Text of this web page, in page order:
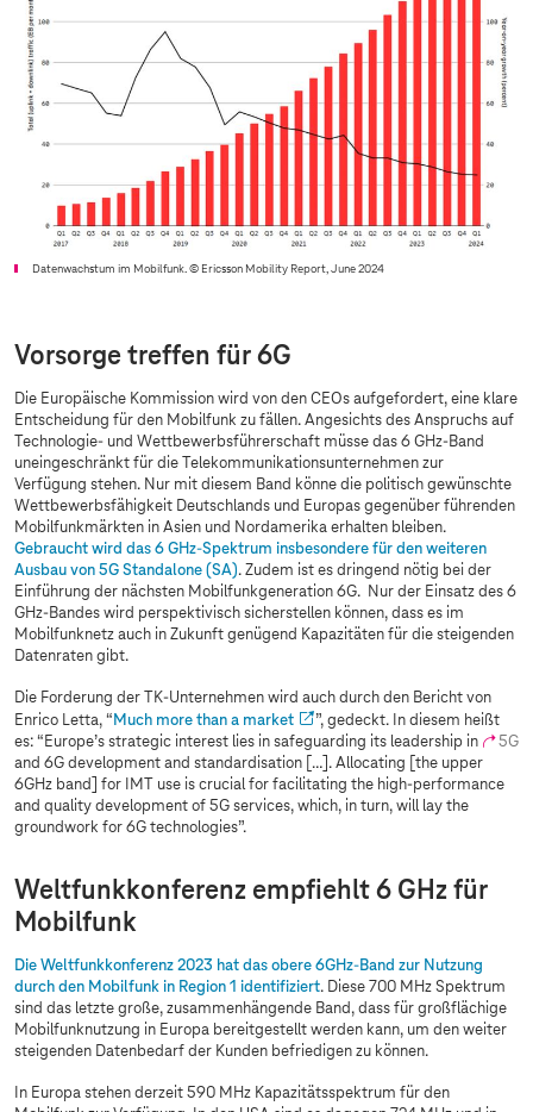
Datenwachstum im Mobilfunk.© Ericsson Mobility Report, June 2024
Vorsorge treffen für 6G
Die Europäische Kommission wird von den CEOs aufgefordert, eine klare
Entscheidung für den Mobilfunk zu fällen. Angesichts des Anspruchs auf
Technologie- und Wettbewerbsführerschaft müsse das 6 GHz-Band
uneingeschränkt für die Telekommunikationsunternehmen zur
Verfügung stehen. Nur mit diesem Band könne die politisch gewünschte
Wettbewerbsfähigkeit Deutschlands und Europas gegenüber führenden
Mobilfunkmärkten in Asien und Nordamerika erhalten bleiben.
Gebraucht wird das 6 GHz-Spektrum insbesondere für den weiteren
Ausbau von 5G Standalone (SA). Zudem ist es dringend nötig bei der
Einführung der nächsten Mobilfunkgeneration 6G. Nur der Einsatz des 6
GHz-Bandes wird perspektivisch sicherstellen können, dass es im
Mobilfunknetz auch in Zukunft genügend Kapazitäten für die steigenden
Datenraten gibt.
Die Forderung der TK-Unternehmen wird auch durch den Bericht von
Enrico Letta, “Much more than a market
”, gedeckt. In diesem heißt
es: “Europe’s strategic interest lies in safeguarding its leadership in
5G
and 6G development and standardisation […]. Allocating [the upper
6GHz band] for IMT use is crucial for facilitating the high-performance
and quality development of 5G services, which, in turn, will lay the
groundwork for 6G technologies”.
Weltfunkkonferenz empfiehlt 6 GHz für
Mobilfunk
Die Weltfunkkonferenz 2023 hat das obere 6GHz-Band zur Nutzung
durch den Mobilfunk in Region 1 identifiziert. Diese 700 MHz Spektrum
sind das letzte große, zusammenhängende Band, dass für großflächige
Mobilfunknutzung in Europa bereitgestellt werden kann, um den weiter
steigenden Datenbedarf der Kunden befriedigen zu können.
In Europa stehen derzeit 590 MHz Kapazitätsspektrum für den